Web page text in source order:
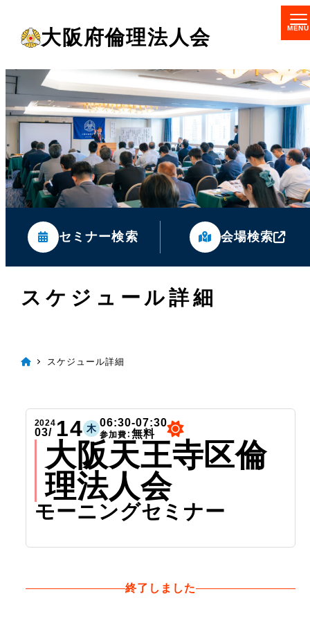
コ
ン
テ
ン
ツ
へ
大阪府倫理法人会
セミナー検索 会場検索
スケジュール詳細
スケジュール詳細
2024
03/ 14 木 06:30-07:30
参加費：無料
大阪天王寺区倫
理法人会
モーニングセミナー
終了しました